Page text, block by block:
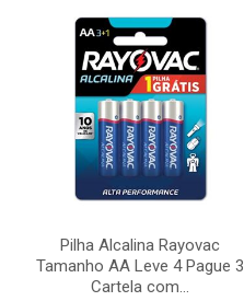
Pilha Alcalina Rayovac
Tamanho AA Leve 4 Pague 3
Cartela com...